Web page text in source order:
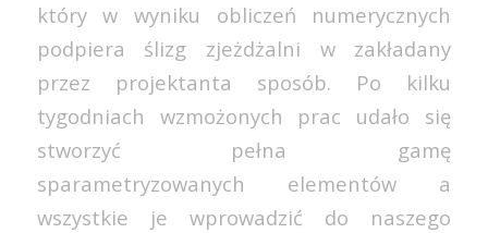
który w wyniku obliczeń numerycznych
podpiera ślizg zjeżdżalni w zakładany
przez projektanta sposób. Po kilku
tygodniach wzmożonych prac udało się
stworzyć pełna gamę
sparametryzowanych elementów a
wszystkie je wprowadzić do naszego